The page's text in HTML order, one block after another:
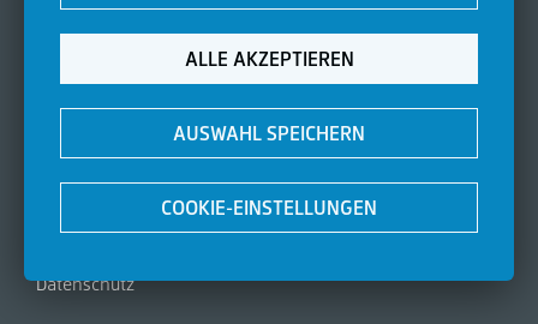
ALLE AKZEPTIEREN
AUSWAHL SPEICHERN
COOKIE-EINSTELLUNGEN
Über Contec
Unternehmen
FAQ
Datenschutz